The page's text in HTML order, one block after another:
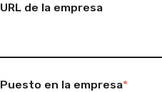
URL de la empresa
Puesto en la empresa*